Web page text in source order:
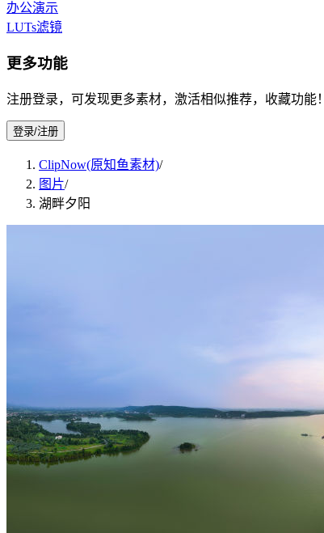
办公演示
LUTs滤镜
更多功能
注册登录，可发现更多素材，激活相似推荐，收藏功能！
登录/注册
ClipNow(原知鱼素材)/
图片/
湖畔夕阳